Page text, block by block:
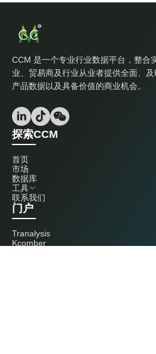
CCM 是一个专业行业数据平台，整合
业、贸易商及行业从业者提供全面、及
产品数据以及具备价值的商业机会。
探索CCM
首页
市场
数据库
工具
联系我们
门户
Tranalysis
Kcomber